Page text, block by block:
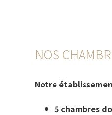
NOS
Notre
5 chambres